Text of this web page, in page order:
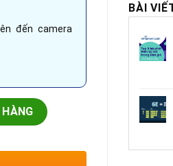
đến camera
I3 | WizSense Series
BÀI